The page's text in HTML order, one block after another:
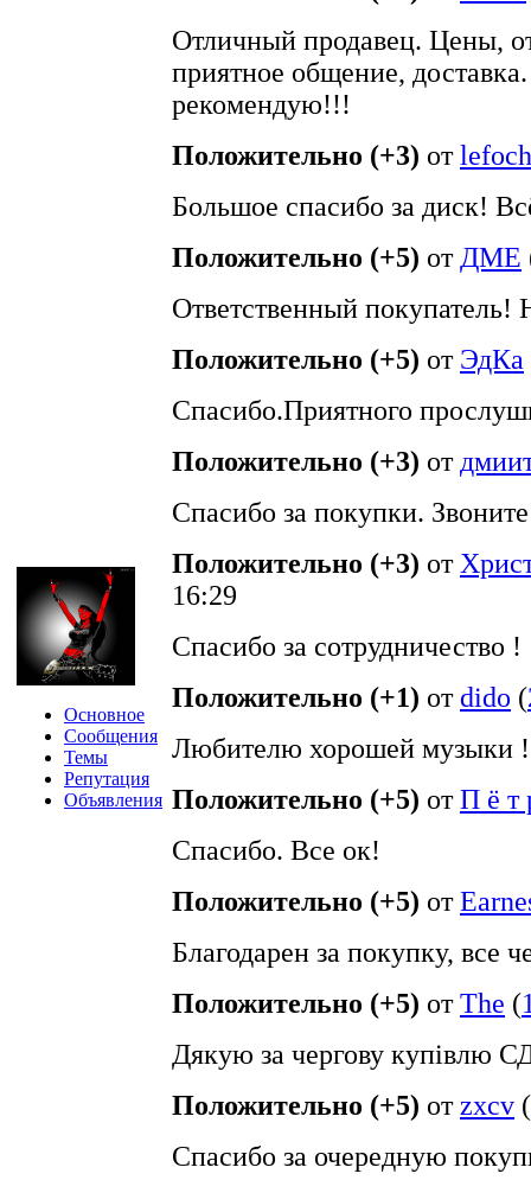
Основное
Сообщения
Темы
Репутация
Объявления
Отличный продавец. Цены,
приятное общение,
рекомендую!!!
Положительно (+3) от
Большое спасибо за диск!
Положительно (+5) от ДМЕ
Ответственный
Положительно (+5) от ЭдКа
Спасибо.Приятного
Положительно (+3) от
Спасибо за покупки.
Положительно (+3) от
16:29
Спасибо за сотрудничество !
Положительно (+1) отdido (
Любителю хорошей музыки
Положительно (+5) отП ё т
Спасибо. Все ок!
Положительно (+5) от
Благодарен за покупку, все
Положительно (+5) отThe (
Дякую за чергову купівлю СД
Положительно (+5) от zxcv (
Спасибо за очередную